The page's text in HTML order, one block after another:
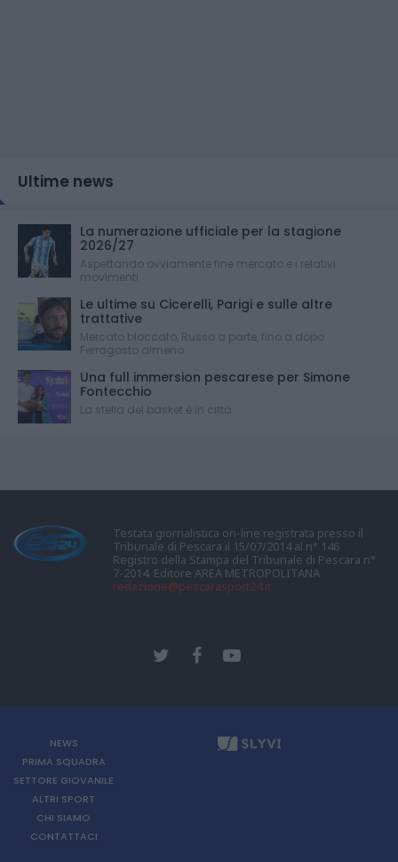
Ultime news
La numerazione ufficiale per la stagione
2026/27
Aspettando ovviamente fine mercato e i relativi
movimenti
Le ultime su Cicerelli, Parigi e sulle altre
trattative
Mercato bloccato, Russo a parte, fino a dopo
Ferragosto almeno
Una full immersion pescarese per Simone
Fontecchio
La stella del basket è in città
Testata giornalistica on-line registrata presso il
Tribunale di Pescara il 15/07/2014 al n° 146
Registro della Stampa del Tribunale di Pescara n°
7-2014. Editore AREA METROPOLITANA
redazione@pescarasport24.it
NEWS
PRIMA SQUADRA
SETTORE GIOVANILE
ALTRI SPORT
CHI SIAMO
CONTATTACI